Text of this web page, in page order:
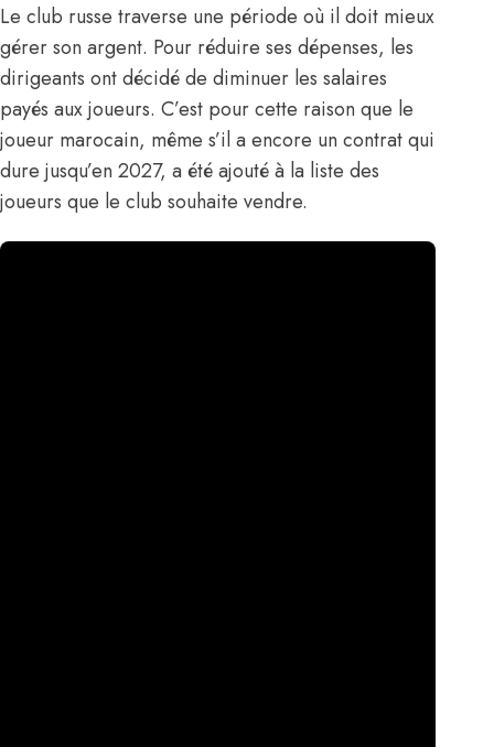
Le club russe traverse une période où il doit mieux
gérer son argent. Pour réduire ses dépenses, les
dirigeants ont décidé de diminuer les salaires
payés aux joueurs. C’est pour cette raison que le
joueur marocain, même s’il a encore un contrat qui
dure jusqu’en 2027, a été ajouté à la liste des
joueurs que le club souhaite vendre.